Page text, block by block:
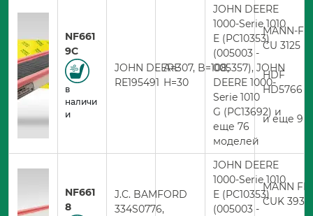
NF661
9C
в
наличи
и
JOHN DEERE
RE195491
A=307, B=108,
H=30
JOHN DEERE
1000-Serie 1010
E (PC10353)
(005003 -
005357), JOHN
DEERE 1000-
Serie 1010
G (PC13692) и
еще 76
моделей
MANN-
CU 3125
HDF
HD5766
и еще 9
NF661
8
J.C. BAMFORD
334S0776,
JOHN DEERE
1000-Serie 1010
E (PC10353)
(005003 -
MANN
CUK 3939